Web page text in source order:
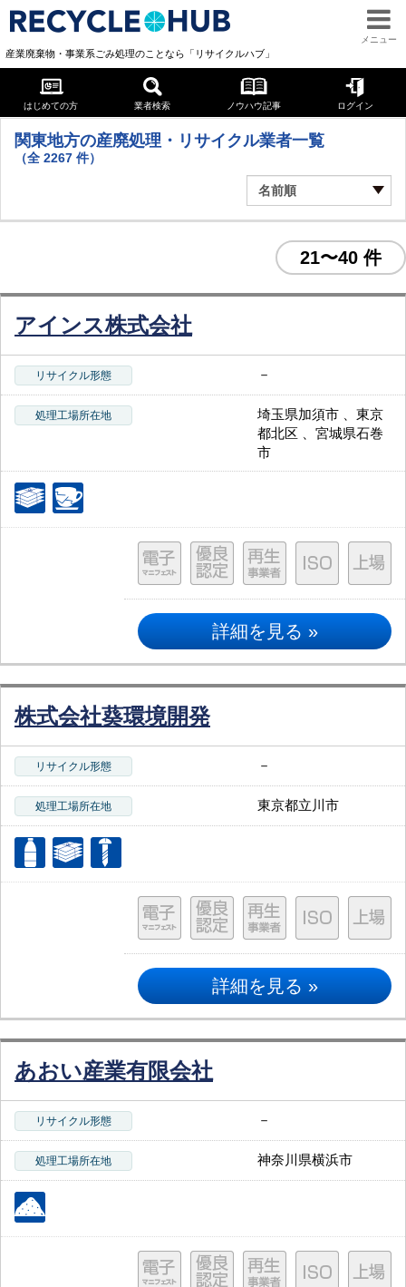
関東地方
メニュー
産業廃棄物・事業系ごみ処理のことなら「リサイクルハブ」
はじめての方 業者検索 ノウハウ記事 ログイン
関東地方の産廃処理・リサイクル業者一覧
（全 2267 件）
21〜40 件
アインス株式会社
リサイクル形態 －
処理工場所在地
埼玉県加須市 、東京
都北区 、宮城県石巻
市
詳細を見る »
株式会社葵環境開発
リサイクル形態 －
処理工場所在地 東京都立川市
詳細を見る »
あおい産業有限会社
リサイクル形態 －
処理工場所在地 神奈川県横浜市